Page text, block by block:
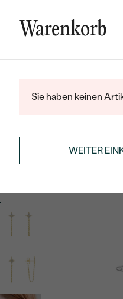
SOMMER-
ÜBER UNS MAGAZIN
OHRHÄNGER
Warenkorb
Sie haben keinen
WEITER